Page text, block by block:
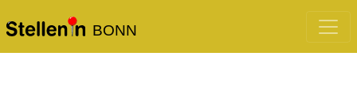
BONN